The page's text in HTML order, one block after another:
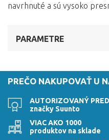
navrhnuté a sú vysoko
PARAMETRE
PREČO NAKUPOVAŤ U
AUTORIZOVANÝ
značky Suunto
VIAC AKO 1000
produktov na sklade